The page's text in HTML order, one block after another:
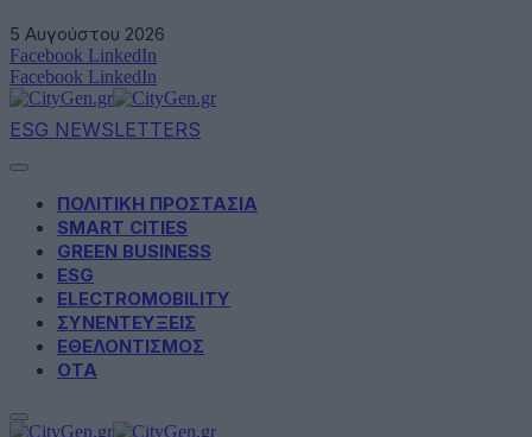
5 Αυγούστου 2026
Facebook LinkedIn
Facebook LinkedIn
ESG NEWSLETTERS
ΠΟΛΙΤΙΚΗ ΠΡΟΣΤΑΣΙΑ
SMART CITIES
GREEN BUSINESS
ESG
ELECTROMOBILITY
ΣΥΝΕΝΤΕΥΞΕΙΣ
ΕΘΕΛΟΝΤΙΣΜΟΣ
ΟΤΑ